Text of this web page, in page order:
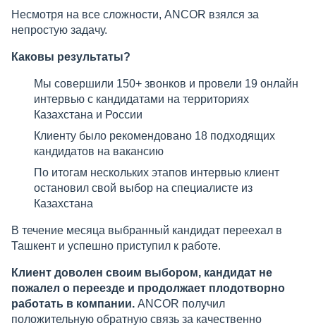
Несмотря на все сложности, ANCOR взялся за
непростую задачу.
Каковы результаты?
Мы совершили 150+ звонков и провели 19 онлайн
интервью с кандидатами на территориях
Казахстана и России
Клиенту было рекомендовано 18 подходящих
кандидатов на вакансию
По итогам нескольких этапов интервью клиент
остановил свой выбор на специалисте из
Казахстана
В течение месяца выбранный кандидат переехал в
Ташкент и успешно приступил к работе.
Клиент доволен своим выбором, кандидат не
пожалел о переезде и продолжает плодотворно
работать в компании. ANCOR получил
положительную обратную связь за качественно